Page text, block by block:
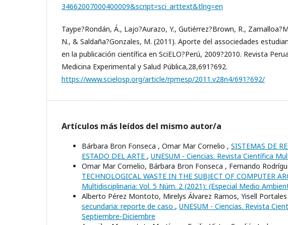
34662007000400009&script=sci_arttext&tlng=en
Taype?Rondán, Á., Lajo?Aurazo, Y., Gutiérrez?Brown, R.,
N., & Saldaña?Gonzales, M. (2011). Aporte del associedades
en la publicación científica en SciELO?Perú, 2009?2010. Revista
Medicina Experimental y Salud Pública,28,691?692.
https://www.scielosp.org/article/rpmesp/2011.v28n4/691?692/
Artículos más leídos del mismo autor/a
Bárbara Bron Fonseca , Omar Mar Cornelio , SISTEMAS DE
ESTADO DEL ARTE , UNESUM - Ciencias. Revista Científica
Omar Mar Cornelio, Bárbara Bron Fonseca , Fernando
TECHNOLOGICAL WASTE IN THE SUBJECT OF COMPUTER
Multidisciplinaria: Vol. 5 Núm. 2 (2021): (Especial Medio
Alberto Pérez Montoto, Mirelys Álvarez Ramos, Yisell Portales
secundaria: reporte de caso , UNESUM - Ciencias. Revista
Septiembre-Diciembre